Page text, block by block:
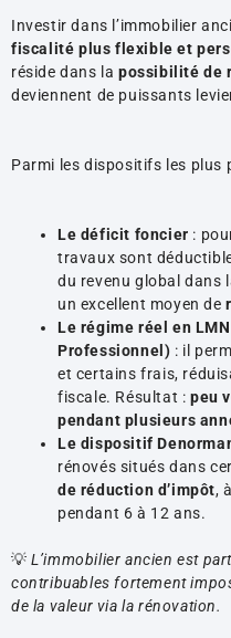
Investir dans l’immobilier
fiscalité plus flexible et
réside dans la possibilité de
deviennent de puissants
Parmi les dispositifs les plus
Le déficit foncier :
travaux sont
du revenu global dans
un excellent moyen de
Le régime réel en
Professionnel) : il
et certains frais,
fiscale. Résultat : peu
pendant plusieurs
Le dispositif
rénovés situés dans
de réduction d’impôt,
pendant 6 à 12 ans.
💡L’immobilier ancien est
contribuables fortement
de la valeur via la rénovation.